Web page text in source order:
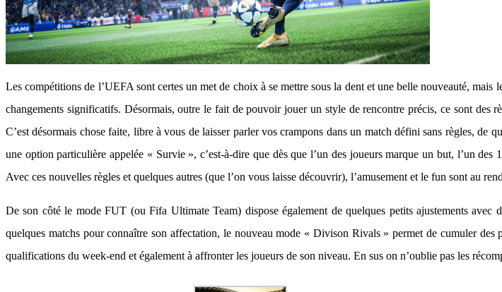
Les compétitions de l’UEFA sont certes un met de choix à se mettre sous la dent et une belle nouveauté,
changements significatifs. Désormais, outre le fait de pouvoir jouer un style de rencontre précis, ce sont des
C’est désormais chose faite, libre à vous de laisser parler vos crampons dans un match défini sans règles,
une option particulière appelée « Survie », c’est-à-dire que dès que l’un des joueurs marque un but, l’un
Avec ces nouvelles règles et quelques autres (que l’on vous laisse découvrir), l’amusement et le fun sont au
De son côté le mode FUT (ou Fifa Ultimate Team) dispose également de quelques petits ajustements
quelques matchs pour connaître son affectation, le nouveau mode « Divison Rivals » permet de cumuler
qualifications du week-end et également à affronter les joueurs de son niveau. En sus on n’oublie pas les